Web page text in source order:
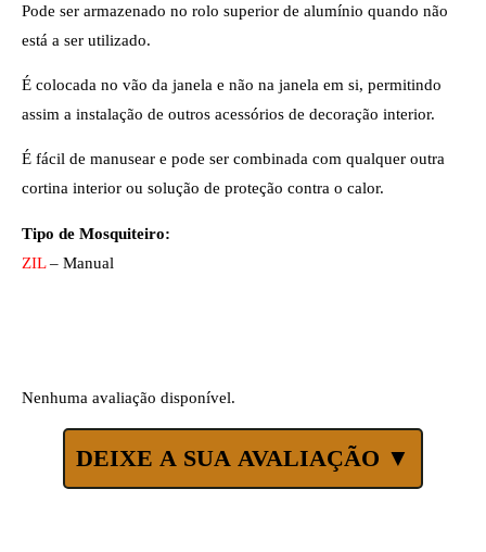
Pode ser armazenado no rolo superior de alumínio quando não
está a ser utilizado.
É colocada no vão da janela e não na janela em si, permitindo
assim a instalação de outros acessórios de decoração interior.
É fácil de manusear e pode ser combinada com qualquer outra
cortina interior ou solução de proteção contra o calor.
Tipo de Mosquiteiro:
ZIL– Manual
Nenhuma avaliação disponível.
DEIXE A SUA AVALIAÇÃO ▼